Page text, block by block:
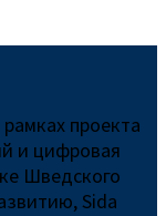
проекта
и цифровая
Шведского
Sida